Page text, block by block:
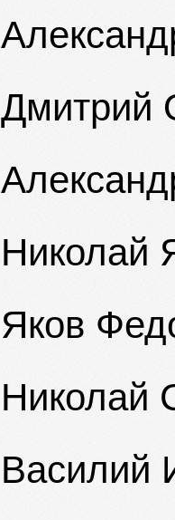
Дмитрий
Николай
Яков
Николай
Василий